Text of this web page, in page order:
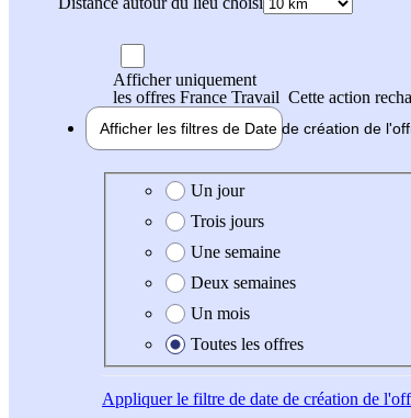
Afficher uniquement
les offres France Travail Cette action
Afficher les filtres de Date de création de
Date de création de l'offre
Un jour
Trois jours
Une semaine
Deux semaines
Un mois
Toutes les offres
Appliquerle filtre de date de création de